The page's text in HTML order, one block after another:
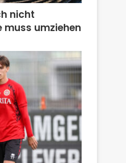
nicht
muss umziehen